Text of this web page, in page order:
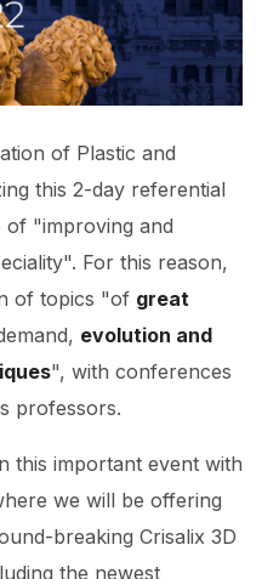
of Plastic and
this 2-day referential
of "improving and
For this reason,
of topics "of great
evolution and
", with conferences
professors.
this important event with
we will be offering
breaking Crisalix 3D
the newest